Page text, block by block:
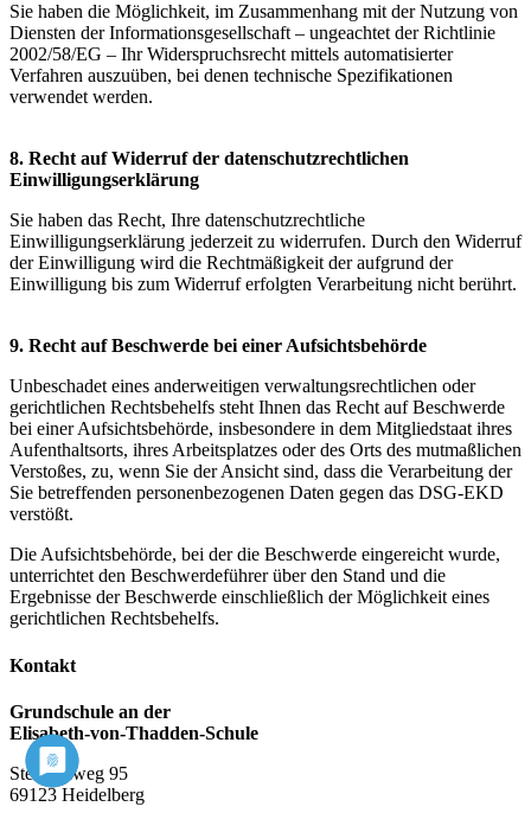
Sie haben die Möglichkeit, im Zusammenhang mit der Nutzung von
Diensten der Informationsgesellschaft – ungeachtet der Richtlinie
2002/58/EG – Ihr Widerspruchsrecht mittels automatisierter
Verfahren auszuüben, bei denen technische Spezifikationen
verwendet werden.
8. Recht auf Widerruf der datenschutzrechtlichen
Einwilligungserklärung
Sie haben das Recht, Ihre datenschutzrechtliche
Einwilligungserklärung jederzeit zu widerrufen. Durch den Widerruf
der Einwilligung wird die Rechtmäßigkeit der aufgrund der
Einwilligung bis zum Widerruf erfolgten Verarbeitung nicht berührt.
9. Recht auf Beschwerde bei einer Aufsichtsbehörde
Unbeschadet eines anderweitigen verwaltungsrechtlichen oder
gerichtlichen Rechtsbehelfs steht Ihnen das Recht auf Beschwerde
bei einer Aufsichtsbehörde, insbesondere in dem Mitgliedstaat ihres
Aufenthaltsorts, ihres Arbeitsplatzes oder des Orts des mutmaßlichen
Verstoßes, zu, wenn Sie der Ansicht sind, dass die Verarbeitung der
Sie betreffenden personenbezogenen Daten gegen das DSG-EKD
verstößt.
Die Aufsichtsbehörde, bei der die Beschwerde eingereicht wurde,
unterrichtet den Beschwerdeführer über den Stand und die
Ergebnisse der Beschwerde einschließlich der Möglichkeit eines
gerichtlichen Rechtsbehelfs.
Kontakt
Grundschule an der
Elisabeth-von-Thadden-Schule
Steinhofweg 95
69123 Heidelberg